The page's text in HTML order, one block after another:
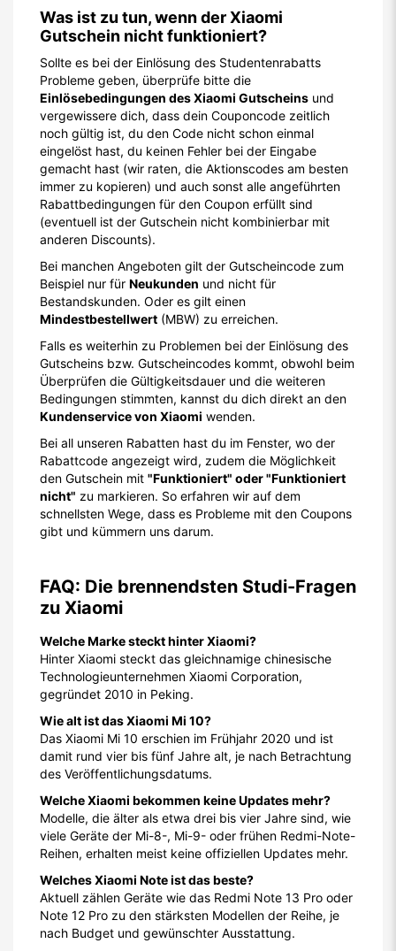
Was ist zu tun, wenn der Xiaomi
Gutschein nicht funktioniert?
Sollte es bei der Einlösung des Studentenrabatts
Probleme geben, überprüfe bitte die
Einlösebedingungen des Xiaomi Gutscheins und
vergewissere dich, dass dein Couponcode zeitlich
noch gültig ist, du den Code nicht schon einmal
eingelöst hast, du keinen Fehler bei der Eingabe
gemacht hast (wir raten, die Aktionscodes am besten
immer zu kopieren) und auch sonst alle angeführten
Rabattbedingungen für den Coupon erfüllt sind
(eventuell ist der Gutschein nicht kombinierbar mit
anderen Discounts).
Bei manchen Angeboten gilt der Gutscheincode zum
Beispiel nur für Neukunden und nicht für
Bestandskunden. Oder es gilt einen
Mindestbestellwert (MBW) zu erreichen.
Falls es weiterhin zu Problemen bei der Einlösung des
Gutscheins bzw. Gutscheincodes kommt, obwohl beim
Überprüfen die Gültigkeitsdauer und die weiteren
Bedingungen stimmten, kannst du dich direkt an den
Kundenservice von Xiaomi wenden.
Bei all unseren Rabatten hast du im Fenster, wo der
Rabattcode angezeigt wird, zudem die Möglichkeit
den Gutschein mit "Funktioniert" oder "Funktioniert
nicht" zu markieren. So erfahren wir auf dem
schnellsten Wege, dass es Probleme mit den Coupons
gibt und kümmern uns darum.
FAQ: Die brennendsten Studi-Fragen
zu Xiaomi
Welche Marke steckt hinter Xiaomi?
Hinter Xiaomi steckt das gleichnamige chinesische
Technologieunternehmen Xiaomi Corporation,
gegründet 2010 in Peking.
Wie alt ist das Xiaomi Mi 10?
Das Xiaomi Mi 10 erschien im Frühjahr 2020 und ist
damit rund vier bis fünf Jahre alt, je nach Betrachtung
des Veröffentlichungsdatums.
Welche Xiaomi bekommen keine Updates mehr?
Modelle, die älter als etwa drei bis vier Jahre sind, wie
viele Geräte der Mi-8-, Mi-9- oder frühen Redmi-Note-
Reihen, erhalten meist keine offiziellen Updates mehr.
Welches Xiaomi Note ist das beste?
Aktuell zählen Geräte wie das Redmi Note 13 Pro oder
Note 12 Pro zu den stärksten Modellen der Reihe, je
nach Budget und gewünschter Ausstattung.